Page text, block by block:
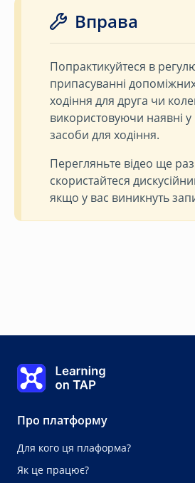
Вправа
Попрактикуйтеся в
припасуванні
ходіння для друга чи
використовуючи наявні у
засоби для ходіння.
Перегляньте відео ще
скористайтеся
якщо у вас виникнуть
0%
Урок:0 із 0
Learning on TAP
Про платформу
Для кого ця плаформа?
Як це працює?